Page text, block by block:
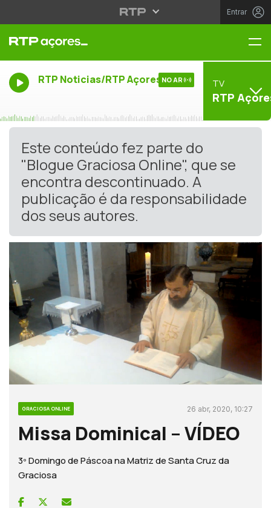
Entrar
RTP Noticias/RTP Açores NO AR TV
RTP
Este conteúdo fez parte do
"Blogue Graciosa Online", que se
encontra descontinuado. A
publicação é da responsabilidade
dos seus autores.
GRACIOSA ONLINE 26 abr, 2020, 10:27
Missa Dominical – VÍDEO
3º Domingo de Páscoa na Matriz de Santa Cruz da
Graciosa